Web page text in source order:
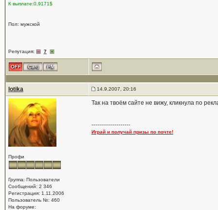
К выплате:0.9171$
Пол: мужской
Репутация: 7
lotika 14.9.2007, 20:16
Профи
Группа: Пользователи
Сообщений: 2 346
Регистрация: 1.11.2006
Пользователь №: 460
На форуме:
Так на твоём сайте не вижу, кликнула по
--------------------
Играй и получай призы по почте!